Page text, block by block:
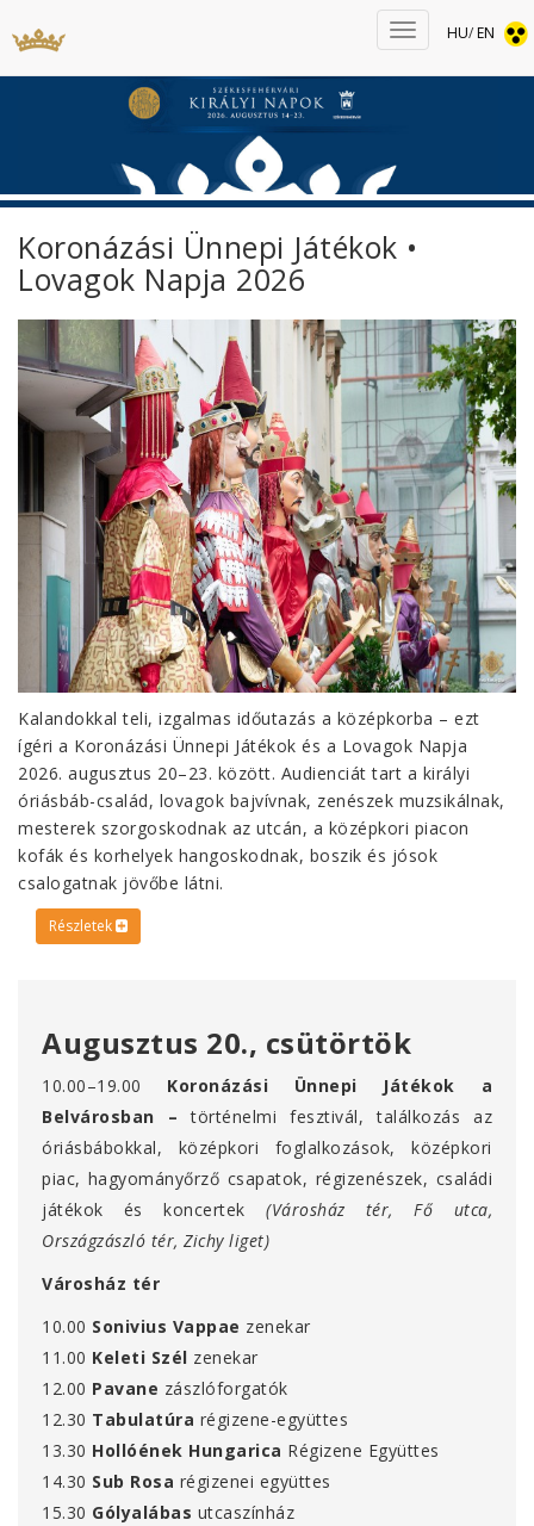
HU/EN
Koronázási Ünnepi Játékok •
Lovagok Napja 2026
Kalandokkal teli, izgalmas időutazás a középkorba – ezt
ígéri a Koronázási Ünnepi Játékok és a Lovagok Napja
2026. augusztus 20–23. között. Audienciát tart a királyi
óriásbáb-család, lovagok bajvívnak, zenészek muzsikálnak,
mesterek szorgoskodnak az utcán, a középkori piacon
kofák és korhelyek hangoskodnak, boszik és jósok
csalogatnak jövőbe látni.
Részletek
Augusztus 20., csütörtök
10.00–19.00
Koronázási Ünnepi Játékok a
Belvárosban –
történelmi fesztivál,
találkozás az
óriásbábokkal, középkori foglalkozások, középkori
piac, hagyományőrző csapatok, régizenészek, családi
játékok és koncertek
(Városház tér, Fő utca,
Országzászló tér, Zichy liget)
Városház tér
10.00 Sonivius Vappae zenekar
11.00 Keleti Szél zenekar
12.00 Pavane zászlóforgatók
12.30 Tabulatúra régizene-együttes
13.30 Hollóének Hungarica Régizene Együttes
14.30 Sub Rosa régizenei együttes
15.30 Gólyalábas utcaszínház